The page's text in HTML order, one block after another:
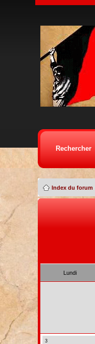
Rechercher
Index du forum
Lundi
3